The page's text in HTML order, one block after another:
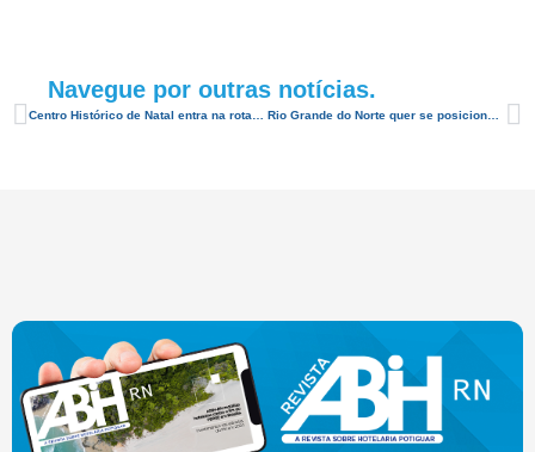
Navegue por outras notícias.
Rio Grande do Norte quer se posicionar para atrair o segmento MICE